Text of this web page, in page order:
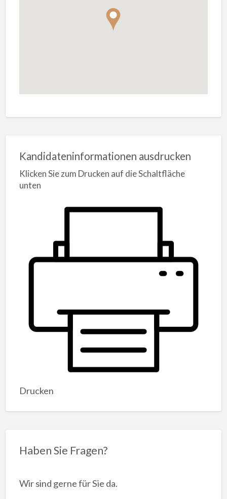
Kandidateninformationen ausdrucken
Klicken Sie zum Drucken auf die Schaltfläche
unten
Drucken
Haben Sie Fragen?
Wir sind gerne für Sie da.